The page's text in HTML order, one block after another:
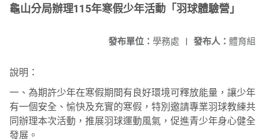
龜山分局辦理115年寒假少年活動「羽球體驗營」
發布人： 體育組
發布單位： 學務處 |
說明：
一、為期許少年在寒假期間有良好環境可釋放能量，讓少年
有一個安全、愉快及充實的寒假，特別邀請專業羽球教練共
同辦理本次活動，推展羽球運動風氣，促進青少年身心健全
發展。